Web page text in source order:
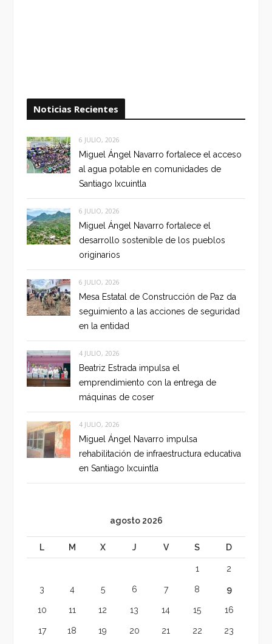
Noticias Recientes
6 JULIO, 2026
Miguel Ángel Navarro fortalece el acceso
al agua potable en comunidades de
Santiago Ixcuintla
6 JULIO, 2026
Miguel Ángel Navarro fortalece el
desarrollo sostenible de los pueblos
originarios
6 JULIO, 2026
Mesa Estatal de Construcción de Paz da
seguimiento a las acciones de seguridad
en la entidad
4 JULIO, 2026
Beatriz Estrada impulsa el
emprendimiento con la entrega de
máquinas de coser
4 JULIO, 2026
Miguel Ángel Navarro impulsa
rehabilitación de infraestructura educativa
en Santiago Ixcuintla
agosto 2026
L M X J V S D
1 2
3 4 5 6 7 8 9
10 11 12 13 14 15 16
17 18 19 20 21 22 23